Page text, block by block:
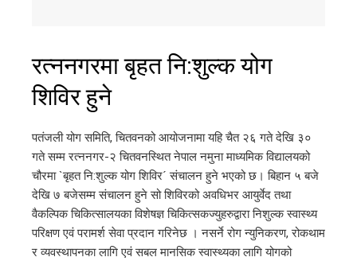
रत्ननगरमा बृहत नि:शुल्क योग
शिविर हुने
पतंजली योग समिति, चितवनको आयोजनामा यहि चैत २६ गते देखि ३०
गते सम्म रत्ननगर-२ चितवनस्थित नेपाल नमुना माध्यमिक विद्यालयको
चौरमा `बृहत नि:शुल्क योग शिविर´ संचालन हुने भएको छ। बिहान ५ बजे
देखि ७ बजेसम्म संचालन हुने सो शिविरको अवधिभर आयुर्वेद तथा
वैकल्पिक चिकित्सालयका विशेषज्ञ चिकित्सकज्युहरुद्वारा निशुल्क स्वास्थ्य
परिक्षण एवं परामर्श सेवा प्रदान गरिनेछ । नसर्ने रोग न्युनिकरण, रोकथाम
र व्यवस्थापनका लागि एवं सबल मानसिक स्वास्थ्यका लागि योगको